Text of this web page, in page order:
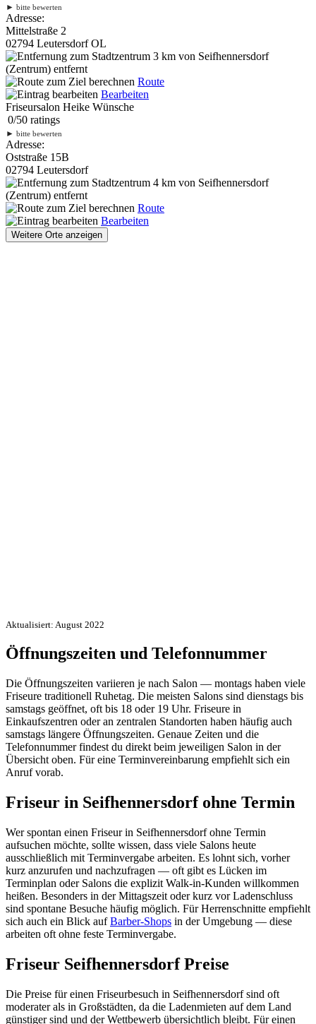
► bitte bewerten
Adresse:
Mittelstraße 2
02794 Leutersdorf OL
3 km von Seifhennersdorf
(Zentrum) entfernt
Route
Bearbeiten
Friseursalon Heike Wünsche
0/50 ratings
► bitte bewerten
Adresse:
Oststraße 15B
02794 Leutersdorf
4 km von Seifhennersdorf
(Zentrum) entfernt
Route
Bearbeiten
Weitere Orte anzeigen
Aktualisiert: August 2022
Öffnungszeiten und Telefonnummer
Die Öffnungszeiten variieren je nach Salon — montags haben viele
Friseure traditionell Ruhetag. Die meisten Salons sind dienstags bis
samstags geöffnet, oft bis 18 oder 19 Uhr. Friseure in
Einkaufszentren oder an zentralen Standorten haben häufig auch
samstags längere Öffnungszeiten. Genaue Zeiten und die
Telefonnummer findest du direkt beim jeweiligen Salon in der
Übersicht oben. Für eine Terminvereinbarung empfiehlt sich ein
Anruf vorab.
Friseur in Seifhennersdorf ohne Termin
Wer spontan einen Friseur in Seifhennersdorf ohne Termin
aufsuchen möchte, sollte wissen, dass viele Salons heute
ausschließlich mit Terminvergabe arbeiten. Es lohnt sich, vorher
kurz anzurufen und nachzufragen — oft gibt es Lücken im
Terminplan oder Salons die explizit Walk-in-Kunden willkommen
heißen. Besonders in der Mittagszeit oder kurz vor Ladenschluss
sind spontane Besuche häufig möglich. Für Herrenschnitte empfiehlt
sich auch ein Blick aufBarber-Shops in der Umgebung — diese
arbeiten oft ohne feste Terminvergabe.
Friseur Seifhennersdorf Preise
Die Preise für einen Friseurbesuch in Seifhennersdorf sind oft
moderater als in Großstädten, da die Ladenmieten auf dem Land
günstiger sind und der Wettbewerb übersichtlich bleibt. Für einen